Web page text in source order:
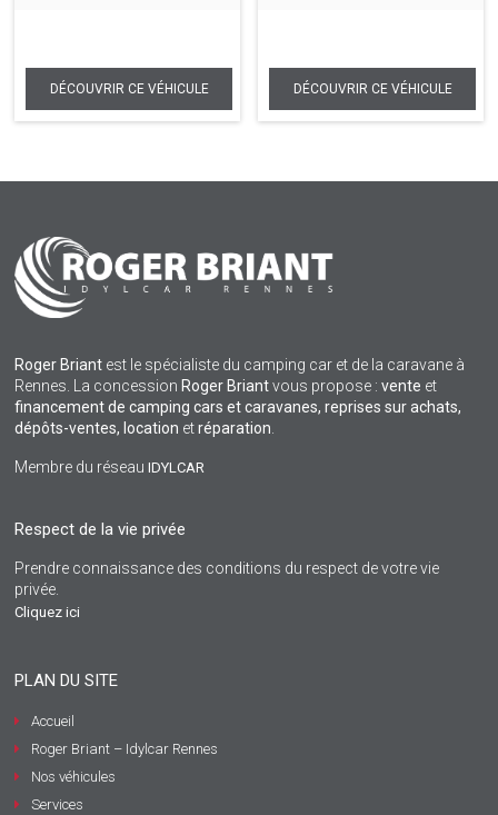
Roger Briant est le spécialiste du camping car et de la caravane à
Rennes. La concession Roger Briantvous propose : vente et
financement de camping cars et caravanes, reprises sur achats,
dépôts-ventes, location etréparation.
Membre du réseauIDYLCAR
Respect de la vie privée
Prendre connaissance des conditions du respect de votre vie
privée.
Cliquez ici
PLAN DU SITE
Accueil
Roger Briant – Idylcar Rennes
Nos véhicules
Services